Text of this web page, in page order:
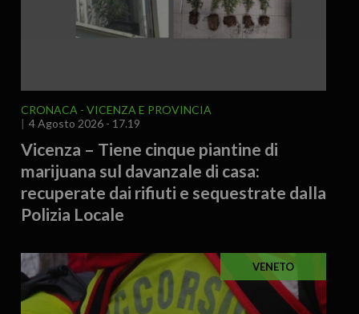
CRONACA
VICENZA E PROVINCIA
4 Agosto 2026 - 17.19
Vicenza – Tiene cinque piantine di
marijuana sul davanzale di casa:
recuperate dai rifiuti e sequestrate dalla
Polizia Locale
VENETO